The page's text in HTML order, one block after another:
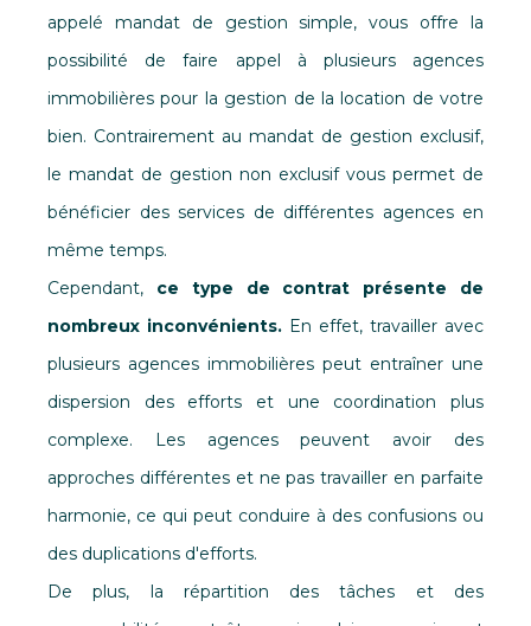
appelé mandat de gestion simple, vous offre la
possibilité de faire appel à plusieurs agences
immobilières pour la gestion de la location de votre
bien. Contrairement au mandat de gestion exclusif,
le mandat de gestion non exclusif vous permet de
bénéficier des services de différentes agences en
même temps.
Cependant, ce type de contrat présente de
nombreux inconvénients. En effet, travailler avec
plusieurs agences immobilières peut entraîner une
dispersion des efforts et une coordination plus
complexe. Les agences peuvent avoir des
approches différentes et ne pas travailler en parfaite
harmonie, ce qui peut conduire à des confusions ou
des duplications d'efforts.
De plus, la répartition des tâches et des